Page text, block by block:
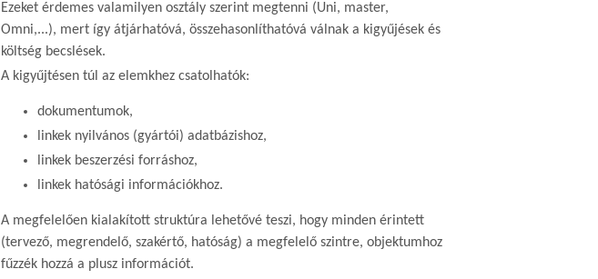
Ezeket érdemes valamilyen osztály szerint megtenni (Uni, master,
Omni,...), mert így átjárhatóvá, összehasonlíthatóvá válnak a kigyűjések és
költség becslések.
A kigyűjtésen túl az elemkhez csatolhatók:
dokumentumok,
linkek nyilvános (gyártói) adatbázishoz,
linkek beszerzési forráshoz,
linkek hatósági információkhoz.
A megfelelően kialakított struktúra lehetővé teszi, hogy minden érintett
(tervező, megrendelő, szakértő, hatóság) a megfelelő szintre, objektumhoz
fűzzék hozzá a plusz információt.